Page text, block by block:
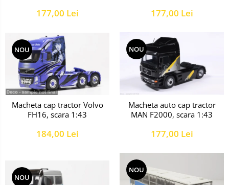
177,00 Lei 177,00 Lei
NOU
Macheta cap tractor Volvo
FH16, scara 1:43
184,00 Lei
NOU
Macheta auto cap tractor
MAN F2000, scara 1:43
177,00 Lei
NOU
NOU